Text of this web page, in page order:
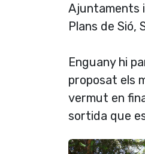
Ajuntaments i
Plans de Sió,
Enguany hi
proposat els
vermut en
sortida que